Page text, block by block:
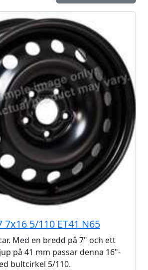
5/110 ET41 N65
Med en bredd på 7" och ett
på 41 mm passar denna 16"-
bultcirkel 5/110.